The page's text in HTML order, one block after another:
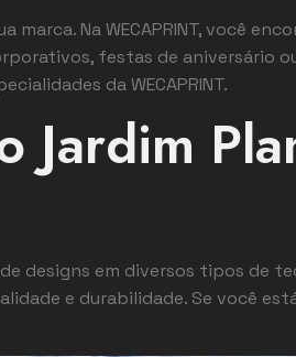
Na WECAPRINT, você
festas de aniversário
da WECAPRINT.
Jardim
em diversos tipos de
e durabilidade. Se você